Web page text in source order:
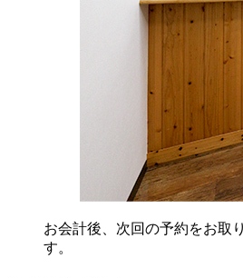
お会計後、次回の予約をお取
す。